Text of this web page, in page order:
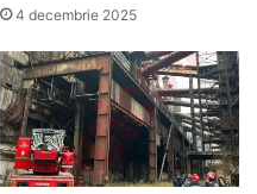
4 decembrie 2025